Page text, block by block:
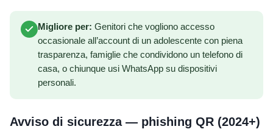
Migliore per: Genitori che vogliono accesso
occasionale all’account di un adolescente con piena
trasparenza, famiglie che condividono un telefono di
casa, o chiunque usi WhatsApp su dispositivi
personali.
Avviso di sicurezza — phishing QR (2024+)